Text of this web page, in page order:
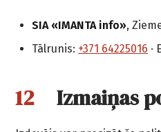
SIA «IMANTA info»,
Tālrunis: +371 64225016 ·
Izmaiņas